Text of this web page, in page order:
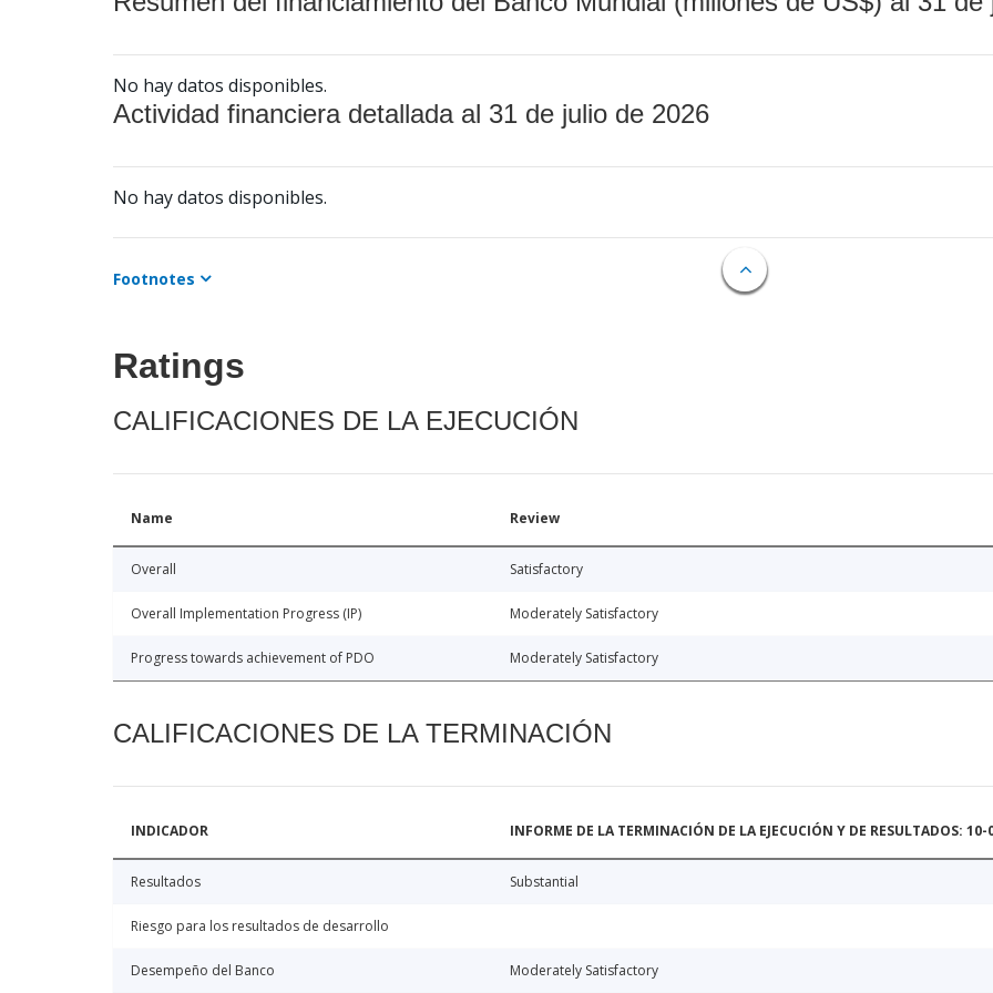
No hay datos disponibles.
Actividad financiera detallada al 31 de julio de 2026
No hay datos disponibles.
Footnotes
Ratings
CALIFICACIONES DE LA EJECUCIÓN
Name Review
Overall Satisfactory
Overall Implementation Progress (IP) Moderately Satisfactory
Progress towards achievement of PDO Moderately Satisfactory
CALIFICACIONES DE LA TERMINACIÓN
INDICADOR INFORME DE LA TERMINACIÓN DE LA EJECUCIÓN Y DE RESULTADOS:
Resultados Substantial
Riesgo para los resultados de desarrollo
Desempeño del Banco Moderately Satisfactory